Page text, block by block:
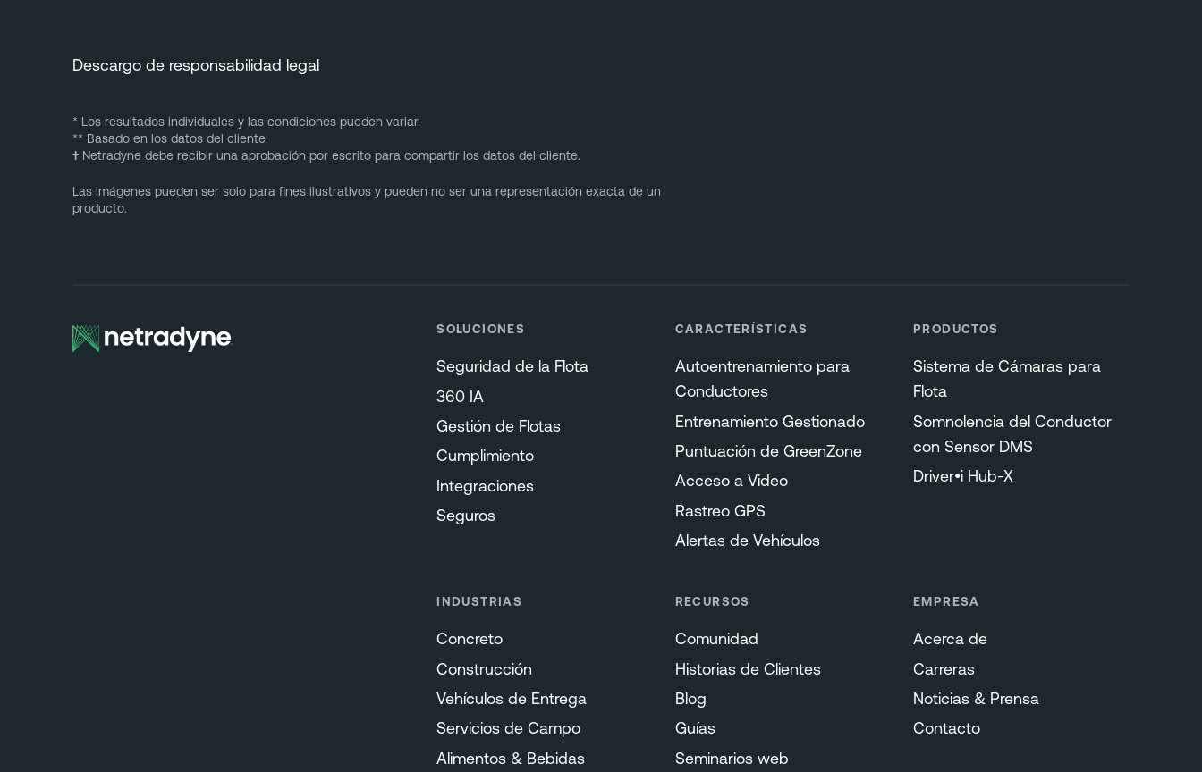
Descargo de responsabilidad legal
* Los resultados individuales y las condiciones pueden variar.
** Basado en los datos del cliente.
†Netradyne debe recibir una aprobación por escrito para compartir los datos del cliente.
Las imágenes pueden ser solo para fines ilustrativos y pueden no ser una representación exacta de un
producto.
SOLUCIONES
Seguridad de la Flota
360 IA
Gestión de Flotas
Cumplimiento
Integraciones
Seguros
CARACTERÍSTICAS
Autoentrenamiento para
Conductores
Entrenamiento Gestionado
Puntuación de GreenZone
Acceso a Video
Rastreo GPS
Alertas de Vehículos
PRODUCTOS
Sistema de Cámaras para
Flota
Somnolencia del Conductor
con Sensor DMS
Driver•i Hub-X
INDUSTRIAS
Concreto
Construcción
Vehículos de Entrega
Servicios de Campo
Alimentos & Bebidas
RECURSOS
Comunidad
Historias de Clientes
Blog
Guías
Seminarios web
EMPRESA
Acerca de
Carreras
Noticias & Prensa
Contacto